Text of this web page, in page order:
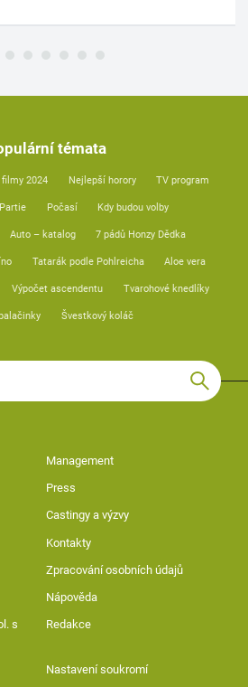
témata
2024 Nejlepší horory TV program
Partie Počasí Kdy budou volby
Auto – katalog 7 pádů Honzy Dědka
Tatarák podle Pohlreicha Aloe vera
Výpočet ascendentu Tvarohové knedlíky
Švestkový koláč
Management
Press
Castingy a výzvy
Kontakty
Zpracování osobních údajů
Nápověda
s
Redakce
Nastavení soukromí